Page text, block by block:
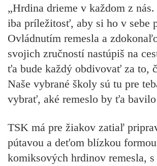
„Hrdina drieme v každom z nás.
iba príležitosť, aby si ho v sebe
Ovládnutím remesla a
svojich zručností nastúpiš na
ťa bude každý obdivovať za to,
Naše vybrané školy sú tu pre
vybrať, aké remeslo by ťa
TSK má pre žiakov zatiaľ
pútavou a deťom blízkou
komiksových hrdinov remesla,